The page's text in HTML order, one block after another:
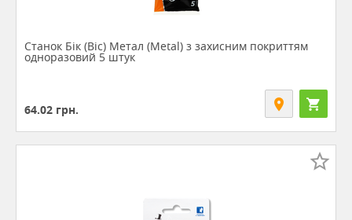
Станок Бік (Bic) Метал (Metal) з захисним покриттям
одноразовий 5 штук
64.02 грн.